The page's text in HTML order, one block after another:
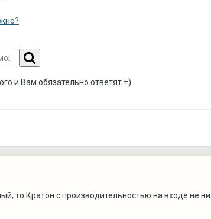
и Вам обязательно ответят =)
то Кратон с производительностью на входе не